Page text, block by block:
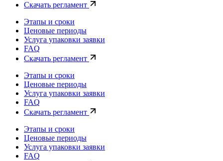
Скачать регламент
Этапы и сроки
Ценовые периоды
Услуга упаковки заявки
FAQ
Скачать регламент
Этапы и сроки
Ценовые периоды
Услуга упаковки заявки
FAQ
Скачать регламент
Этапы и сроки
Ценовые периоды
Услуга упаковки заявки
FAQ